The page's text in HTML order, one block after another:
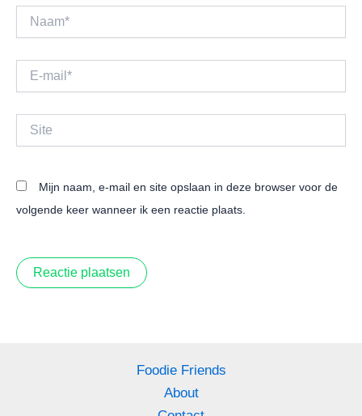
Naam*
mail*
Site
Mijn naam, e-mail en site opslaan in deze browser voor de
volgende keer wanneer ik een reactie plaats.
Foodie Friends
About